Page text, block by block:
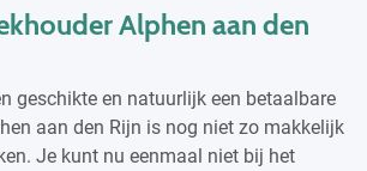
Alphen aan den
geschikte en natuurlijk een betaalbare
aan den Rijn is nog niet zo makkelijk
Je kunt nu eenmaal niet bij het